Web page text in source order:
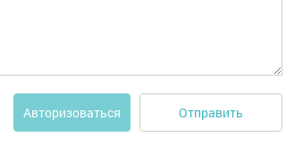
Авторизоваться Отправить